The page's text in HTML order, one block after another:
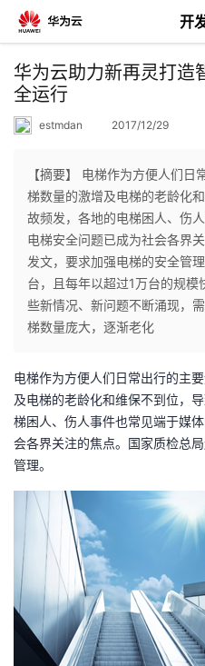
开
返
回
个
人
主
我
的
发
者
的
客
我
论
坛
的
圈
我
的
我
华为云助力新再灵打造
全运行
estmdan 2017/12/29
【摘要】 电梯作为方便人们
梯数量的激增及电梯的老龄化
故频发，各地的电梯困人、伤
电梯安全问题已成为社会各界
发文，要求加强电梯的安全管
台，且每年以超过1万台的规
些新情况、新问题不断涌现，
梯数量庞大，逐渐老化
电梯作为方便人们日常出行的主
及电梯的老龄化和维保不到位，
梯困人、伤人事件也常见端于媒
会各界关注的焦点。国家质检总
管理。